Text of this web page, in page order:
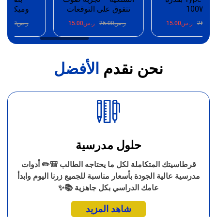
100W
ر.س 15.00
تتفوق على التوقعات
ر.س25.00 ر.س 15.00 ر.س25.00
نحن نقدم الأفضل
حلول مدرسية
قرطاسيتك المتكاملة لكل ما يحتاجه الطالب 🎒✏️ أدوات
مدرسية عالية الجودة بأسعار مناسبة للجميع زرنا اليوم وابدأ
عامك الدراسي بكل جاهزية 📚✨
شاهد المزيد